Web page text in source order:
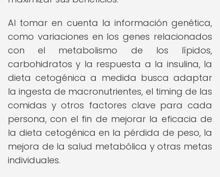
Al tomar en cuenta la información genética,
como variaciones en los genes relacionados
con el metabolismo de los lípidos,
carbohidratos y la respuesta a la insulina, la
dieta cetogénica a medida busca adaptar
la ingesta de macronutrientes, el timing de las
comidas y otros factores clave para cada
persona, con el fin de mejorar la eficacia de
la dieta cetogénica en la pérdida de peso, la
mejora de la salud metabólica y otras metas
individuales.